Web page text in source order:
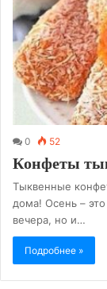
0 52
Конфеты
Тыквенные
дома! Осень –
вечера, но и…
Подробнее »